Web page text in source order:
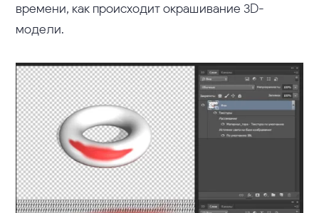
времени, как происходит окрашивание 3D-
модели.